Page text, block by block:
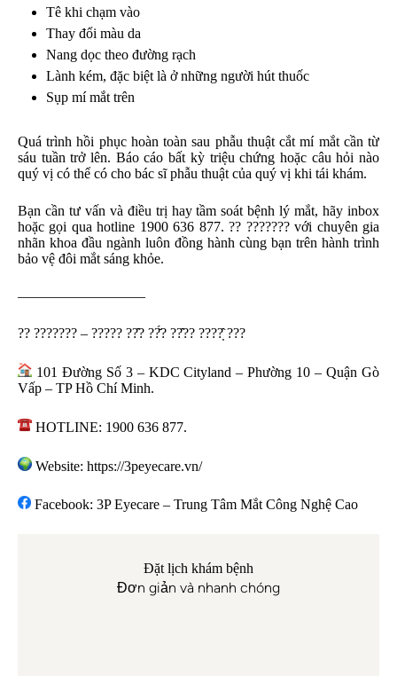
Tê khi chạm vào
Thay đổi màu da
Nang dọc theo đường rạch
Lành kém, đặc biệt là ở những người hút thuốc
Sụp mí mắt trên
Quá trình hồi phục hoàn toàn sau phẫu thuật cắt mí mắt cần từ
sáu tuần trở lên. Báo cáo bất kỳ triệu chứng hoặc câu hỏi nào
quý vị có thể có cho bác sĩ phẫu thuật của quý vị khi tái khám.
Bạn cần tư vấn và điều trị hay tầm soát bệnh lý mắt, hãy inbox
hoặc gọi qua hotline 1900 636 877. ?? ??????? với chuyên gia
nhãn khoa đầu ngành luôn đồng hành cùng bạn trên hành trình
bảo vệ đôi mắt sáng khỏe.
—————————
?? ??????? – ????? ??̂? ??̆́? ??̂?? ????̣̂ ???
101 Đường Số 3 – KDC Cityland – Phường 10 – Quận Gò
Vấp – TP Hồ Chí Minh.
HOTLINE: 1900 636 877.
Website: https://3peyecare.vn/
Facebook: 3P Eyecare – Trung Tâm Mắt Công Nghệ Cao
Đặt lịch khám bệnh
Đơn giản và nhanh chóng